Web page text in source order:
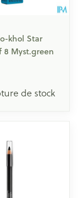
khol Star
8 Myst.green
de stock